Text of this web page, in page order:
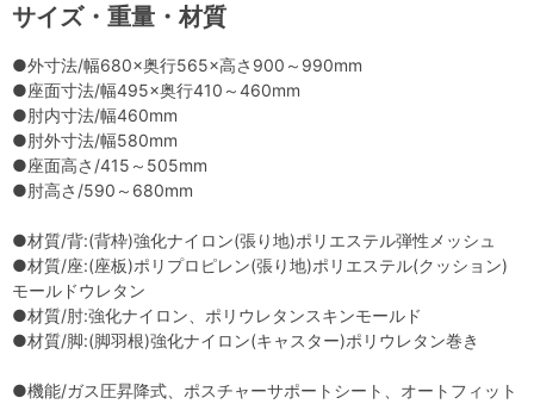
サイズ・重量・材質
●外寸法/幅680×奥行565×高さ900～990mm
●座面寸法/幅495×奥行410～460mm
●肘内寸法/幅460mm
●肘外寸法/幅580mm
●座面高さ/415～505mm
●肘高さ/590～680mm
●材質/背:(背枠)強化ナイロン(張り地)ポリエステル弾性メッシュ
●材質/座:(座板)ポリプロピレン(張り地)ポリエステル(クッション)
モールドウレタン
●材質/肘:強化ナイロン、ポリウレタンスキンモールド
●材質/脚:(脚羽根)強化ナイロン(キャスター)ポリウレタン巻き
●機能/ガス圧昇降式、ポスチャーサポートシート、オートフィット